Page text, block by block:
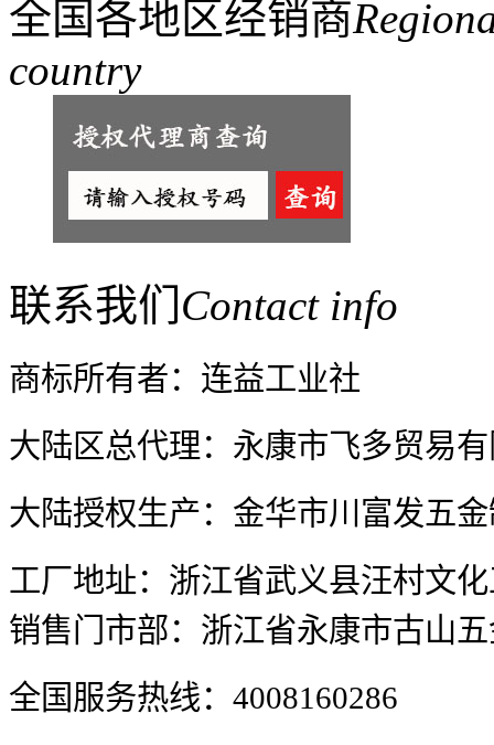
TY5H-5026 三德型蔬果刀
全国各地区经销商
country
联系我们Contact info
商标所有者：连益工业社
大陆区总代理：永康市飞多贸易
大陆授权生产：金华市川富发五
工厂地址：浙江省武义县汪村文
销售门市部：浙江省永康市古山
全国服务热线：4008160286